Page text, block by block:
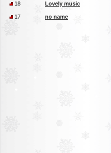
18 Lovely music
17 no name